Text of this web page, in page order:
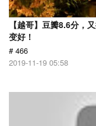
【越哥】豆瓣8.6分，
变好！
# 466
2019-11-19 05:58